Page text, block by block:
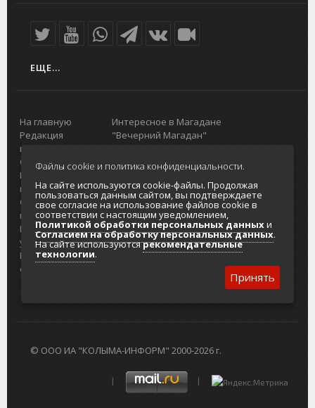
ЕЩЕ...
На главную
Редакция
портала
О проекте
Реклама на
портале
Отзывы и
предложения
Интернет-
услуги
Разработка
сайтов
Интересное в Магадане
"Вечерний Магадан"
Городская доска объявлений
Реклама
Главный туристический портал
Колымы
Политика в отношении обработки
персональных данных
Согласие на обработку персональных
данных
© ООО ИА "КОЛЫМА-ИНФОРМ" 2000-2026 г.
Файлы cookie и политика конфиденциальности.
На сайте используются cookie-файлы. Продолжая
пользоваться данным сайтом, вы подтверждаете
свое согласие на использование файлов cookie в
соответствии с настоящим уведомлением,
Политикой обработки персональных данныхи
Согласием на обработку персональных данных.
На сайте используютсярекомендательные
технологии.
Принять